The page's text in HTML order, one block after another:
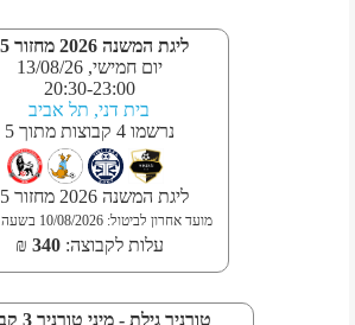
ליגת המשנה 2026 מחזור 25
יום חמישי, 13/08/26
20:30-23:00
בית דני, תל אביב
נרשמו 4 קבוצות מתוך 5
ליגת המשנה 2026 מחזור 25
מועד אחרון לביטול:
10/08/2026 בשעה
עלות לקבוצה:
340
₪
טורניר גילת - מיני טורניר 3 קבוצות